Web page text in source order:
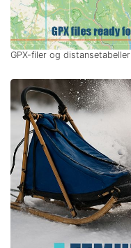
GPX-filer og distansetabeller